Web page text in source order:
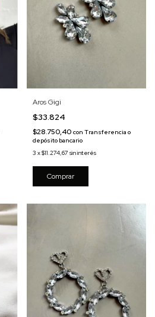
Aros Gigi
$33.824
$28.750,40 con Transferencia o
depósito bancario
3 x$11.274,67 sin interés